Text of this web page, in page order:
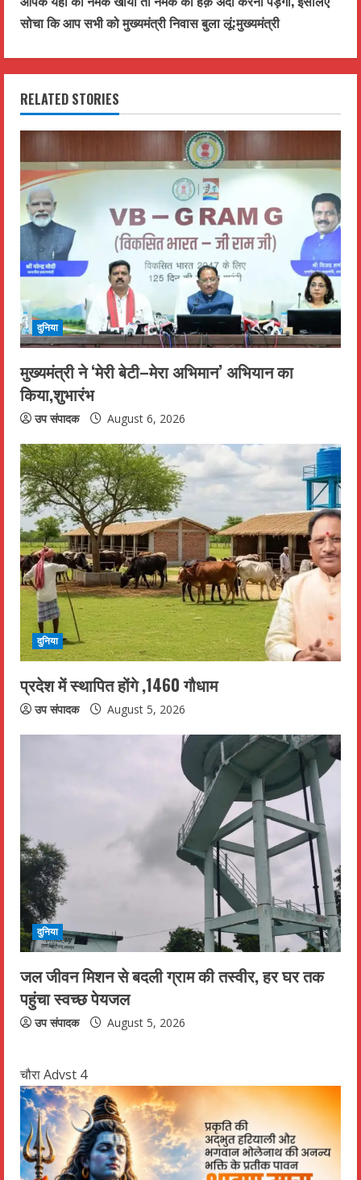
t
i
n
u
e
R
e
a
d
i
n
g
सोचा कि आप सभी को मुख्यमंत्री निवास बुला लूं:मुख्यमंत्री
RELATED STORIES
दुनिया
मुख्यमंत्री ने ‘मेरी बेटी–मेरा अभिमान’ अभियान का
किया,शुभारंभ
उप संपादक August 6, 2026
दुनिया
प्रदेश में स्थापित होंगे ,1460 गौधाम
उप संपादक August 5, 2026
दुनिया
जल जीवन मिशन से बदली ग्राम की तस्वीर, हर घर तक
पहुंचा स्वच्छ पेयजल
उप संपादक August 5, 2026
चौरा Advst 4